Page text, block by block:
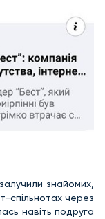
знайомих,
спільнотах через
навіть подруга